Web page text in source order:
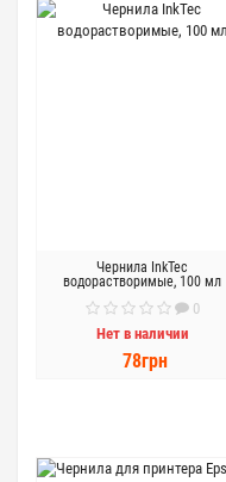
Чернила InkTec
водорастворимые, 100 мл
0
Нет в наличии
78грн